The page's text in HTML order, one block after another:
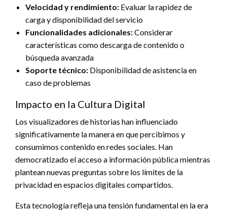
Velocidad y rendimiento: Evaluar la rapidez de
carga y disponibilidad del servicio
Funcionalidades adicionales:Considerar
características como descarga de contenido o
búsqueda avanzada
Soporte técnico: Disponibilidad de asistencia en
caso de problemas
Impacto en la Cultura Digital
Los visualizadores de historias han influenciado
significativamente la manera en que percibimos y
consumimos contenido en redes sociales. Han
democratizado el acceso a información pública mientras
plantean nuevas preguntas sobre los límites de la
privacidad en espacios digitales compartidos.
Esta tecnología refleja una tensión fundamental en la era